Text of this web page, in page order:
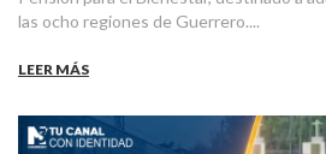
las ocho regiones de Guerrero....
LEER MÁS